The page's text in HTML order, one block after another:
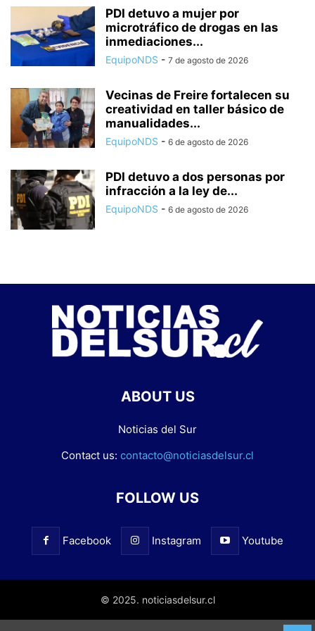
PDI detuvo a mujer por
microtráfico de drogas en las
inmediaciones...
EquipoNDS - 7 de agosto de 2026
Vecinas de Freire fortalecen su
creatividad en taller básico de
manualidades...
EquipoNDS - 6 de agosto de 2026
PDI detuvo a dos personas por
infracción a la ley de...
EquipoNDS - 6 de agosto de 2026
ABOUT US
Noticias del Sur
Contact us: contacto@noticiasdelsur.cl
FOLLOW US
Facebook Instagram Youtube
© 2025. noticiasdelsur.cl